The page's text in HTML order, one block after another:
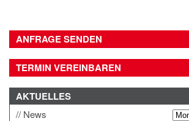
ANFRAGE SENDEN
TERMIN VEREINBAREN
AKTUELLES
News